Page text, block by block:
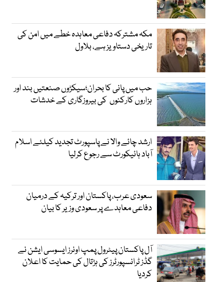
مکہ مشترکہ دفاعی معاہدہ خطے میں امن کی
تاریخی دستاویز ہے، بلاول
حب میں پانی کا بحران؛سیکڑوں صنعتیں بند اور
ہزاروں کارکنوں کی بیروزگاری کے خدشات
ارشد چائے والا نے پاسپورٹ تجدید کیلئے اسلام
آباد ہائیکورٹ سے رجوع کرلیا
سعودی عرب، پاکستان اور ترکیہ کے درمیان
دفاعی معاہدے پر سعودی وزیر کا بیان
آل پاکستان پیٹرول پمپ اونرز ایسوسی ایشن نے
گڈز ٹرانسپورٹرز کی ہڑتال کی حمایت کا اعلان
کردیا